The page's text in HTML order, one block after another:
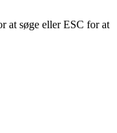
at søge eller ESC for at